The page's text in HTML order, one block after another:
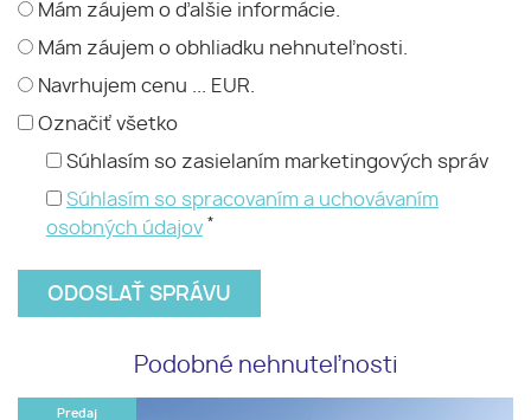
Mám záujem o ďalšie informácie.
Mám záujem o obhliadku nehnuteľnosti.
Navrhujem cenu ... EUR.
Označiť všetko
Súhlasím so zasielaním marketingových správ
Súhlasím so spracovaním a uchovávaním
osobných údajov *
Podobné nehnuteľnosti
Predaj